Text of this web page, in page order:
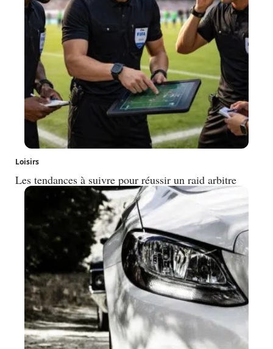
Loisirs
Les tendances à suivre pour réussir un raid arbitre